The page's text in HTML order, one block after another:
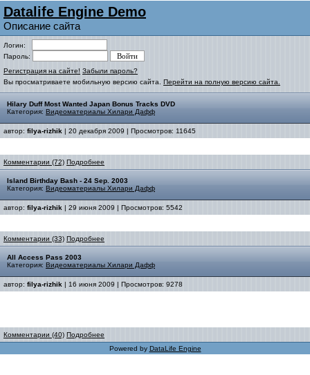
Datalife Engine Demo
Описание сайта
Логин:
Пароль:
Регистрация на сайте! Забыли пароль?
Вы просматриваете мобильную версию сайта. Перейти на полную версию сайта.
Hilary Duff Most Wanted Japan Bonus Tracks DVD
Категория: Видеоматериалы Хилари Дафф
автор: filya-rizhik | 20 декабря 2009 | Просмотров: 11645
Комментарии (72) Подробнее
Island Birthday Bash - 24 Sep. 2003
Категория: Видеоматериалы Хилари Дафф
автор: filya-rizhik | 29 июня 2009 | Просмотров: 5542
Комментарии (33) Подробнее
All Access Pass 2003
Категория: Видеоматериалы Хилари Дафф
автор: filya-rizhik | 16 июня 2009 | Просмотров: 9278
Комментарии (40) Подробнее
Powered by DataLife Engine